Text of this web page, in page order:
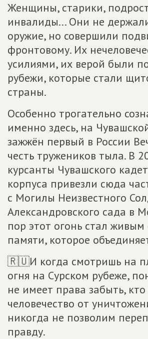
Женщины, старики,
инвалиды... Они не
оружие, но совершили
фронтовому. Их
усилиями, их верой были
рубежи, которые стали
страны.
Особенно трогательно
именно здесь, на
зажжён первый в России
честь тружеников тыла. В
курсанты Чувашского
корпуса привезли сюда
с Могилы Неизвестного
Александровского сада в
пор этот огонь стал живым
памяти, которое
🇷🇺И когда смотришь на
огня на Сурском рубеже,
не имеет права забыть, кто
человечество от
никогда не позволим
правду.